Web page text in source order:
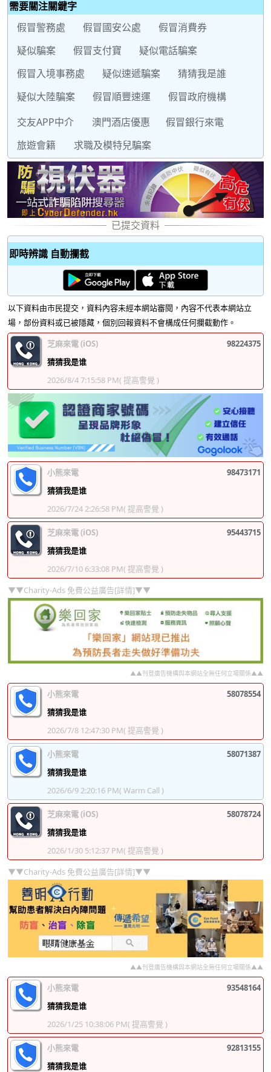
需要關注關鍵字
假冒警務處
假冒國安公處
假冒消費券
疑似騙案
假冒支付寶
疑似電話騙案
假冒入境事務處
疑似速遞騙案
猜猜我是誰
疑似大陸騙案
假冒順豐速運
假冒政府機構
交友APP中介
澳門酒店優惠
假冒銀行來電
旅遊會籍
求職及模特兒騙案
即時辨識 自動攔截
以下資料由市民提交，資料內容未經本網站審閱，內容不代表本網站立
場，部份資料或已被隱藏，個別回報資料不會構成任何攔截動作。
芝麻來電 (iOS)
98224375
猜猜我是谁
2026/8/4 7:15:58 PM( 提高警覺 )
小熊來電
98473171
猜猜我是谁
2026/7/24 2:26:58 PM( 提高警覺 )
芝麻來電 (iOS)
95443715
猜猜我是谁
2026/7/10 6:33:08 PM( 提高警覺 )
▼▼Charity-Ads 免費公益廣告[詳情]▼▼
▲▲刊登廣告機構與本網站全無任何立場關係▲▲
小熊來電
58078554
猜猜我是谁
2026/7/8 12:47:30 PM( 提高警覺 )
小熊來電
58071387
猜猜我是谁
2026/6/9 2:20:16 PM( Warm Call )
芝麻來電 (iOS)
58078724
猜猜我是谁
2026/1/30 5:12:37 PM( 提高警覺 )
▼▼Charity-Ads 免費公益廣告[詳情]▼▼
▲▲刊登廣告機構與本網站全無任何立場關係▲▲
小熊來電
93548164
猜猜我是谁
2026/1/25 10:38:06 PM( 提高警覺 )
小熊來電
92813155
猜猜我是谁